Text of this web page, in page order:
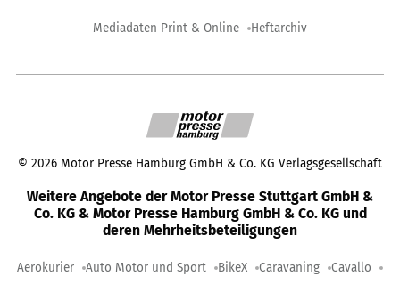
Mediadaten Print & Online Heftarchiv
© 2026 Motor Presse Hamburg GmbH & Co. KG Verlagsgesellschaft
Weitere Angebote der Motor Presse Stuttgart GmbH &
Co. KG & Motor Presse Hamburg GmbH & Co. KG und
deren Mehrheitsbeteiligungen
Aerokurier Auto Motor und Sport BikeX Caravaning Cavallo